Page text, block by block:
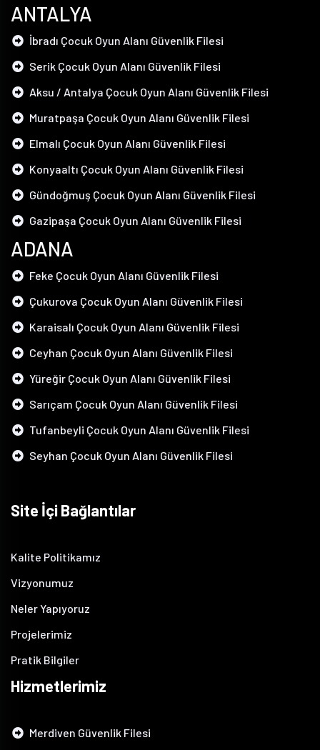
ANTALYA
İbradı Çocuk Oyun Alanı Güvenlik Filesi
Serik Çocuk Oyun Alanı Güvenlik Filesi
Aksu / Antalya Çocuk Oyun Alanı Güvenlik Filesi
Muratpaşa Çocuk Oyun Alanı Güvenlik Filesi
Elmalı Çocuk Oyun Alanı Güvenlik Filesi
Konyaaltı Çocuk Oyun Alanı Güvenlik Filesi
Gündoğmuş Çocuk Oyun Alanı Güvenlik Filesi
Gazipaşa Çocuk Oyun Alanı Güvenlik Filesi
ADANA
Feke Çocuk Oyun Alanı Güvenlik Filesi
Çukurova Çocuk Oyun Alanı Güvenlik Filesi
Karaisalı Çocuk Oyun Alanı Güvenlik Filesi
Ceyhan Çocuk Oyun Alanı Güvenlik Filesi
Yüreğir Çocuk Oyun Alanı Güvenlik Filesi
Sarıçam Çocuk Oyun Alanı Güvenlik Filesi
Tufanbeyli Çocuk Oyun Alanı Güvenlik Filesi
Seyhan Çocuk Oyun Alanı Güvenlik Filesi
Site İçi Bağlantılar
Kalite Politikamız
Vizyonumuz
Neler Yapıyoruz
Projelerimiz
Pratik Bilgiler
Hizmetlerimiz
Merdiven Güvenlik Filesi